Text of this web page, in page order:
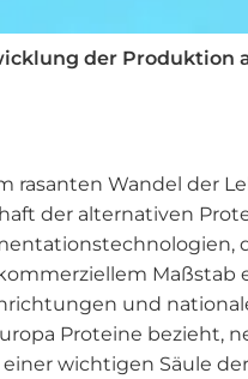
der Produktion
rasanten Wandel der
der alternativen
Maßstab
und
Proteine bezieht,
wichtigen Säule